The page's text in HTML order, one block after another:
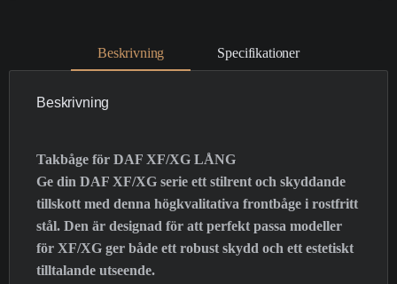
Beskrivning Specifikationer
Beskrivning
Takbåge för DAF XF/XG LÅNG
Ge din DAF XF/XG serie ett stilrent och skyddande
tillskott med denna högkvalitativa frontbåge i rostfritt
stål. Den är designad för att perfekt passa modeller
för XF/XG ger både ett robust skydd och ett estetiskt
tilltalande utseende.